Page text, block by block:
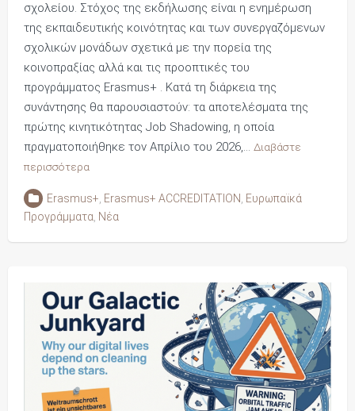
σχολείου. Στόχος της εκδήλωσης είναι η ενημέρωση
της εκπαιδευτικής κοινότητας και των συνεργαζόμενων
σχολικών μονάδων σχετικά με την πορεία της
κοινοπραξίας αλλά και τις προοπτικές του
προγράμματος Erasmus+ . Κατά τη διάρκεια της
συνάντησης θα παρουσιαστούν: τα αποτελέσματα της
πρώτης κινητικότητας Job Shadowing, η οποία
πραγματοποιήθηκε τον Απρίλιο του 2026,… Διαβάστε
περισσότερα
Erasmus+ Erasmus+ ACCREDITATION
Ευρωπαϊκά
Προγράμματα Νέα